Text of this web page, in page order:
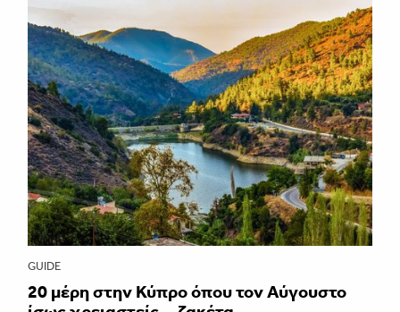
GUIDE
20 μέρη στην Κύπρο όπου τον Αύγουστο